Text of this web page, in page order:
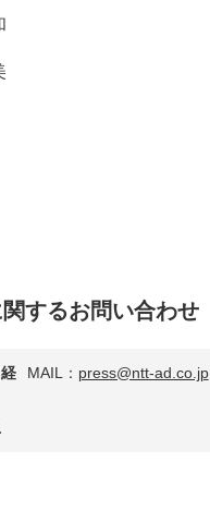
するお問い合わせ
MAIL： press@ntt-ad.co.jp